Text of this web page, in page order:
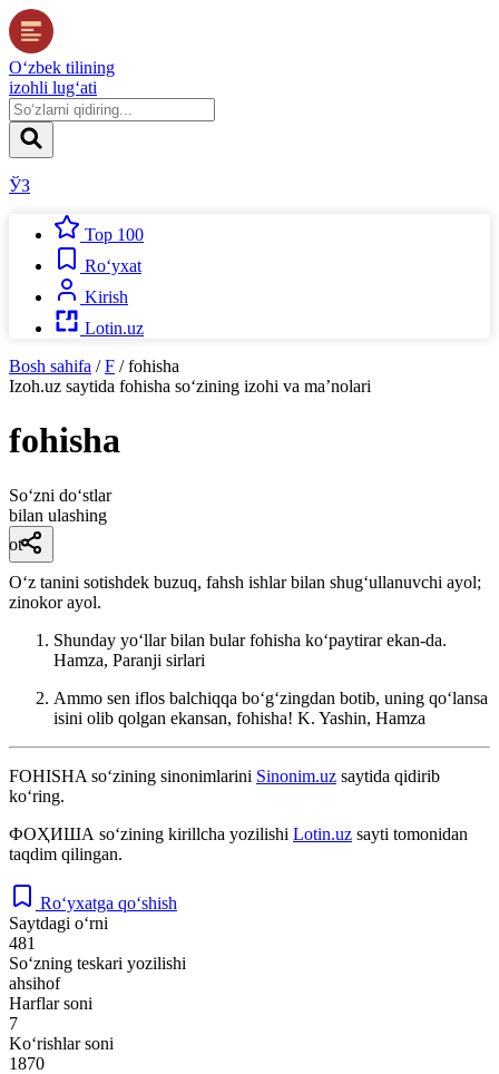
O‘zbek tilining
izohli lug‘ati
ЎЗ
Top 100
Ro‘yxat
Kirish
Lotin.uz
Bosh sahifa / F / fohisha
Izoh.uz saytida fohisha so‘zining izohi va ma’nolari
fohisha
So‘zni do‘stlar
bilan ulashing
ot
Oʻz tanini sotishdek buzuq, fahsh ishlar bilan shugʻullanuvchi ayol;
zinokor ayol.
Shunday yoʻllar bilan bular fohisha koʻpaytirar ekan-da.
Hamza, Paranji sirlari
Ammo sen iflos balchiqqa boʻgʻzingdan botib, uning qoʻlansa
isini olib qolgan ekansan, fohisha! K. Yashin, Hamza
FOHISHA so‘zining sinonimlarini Sinonim.uz saytida qidirib
ko‘ring.
ФОҲИША so‘zining kirillcha yozilishi Lotin.uz sayti tomonidan
taqdim qilingan.
Ro‘yxatga qo‘shish
Saytdagi o‘rni
481
So‘zning teskari yozilishi
ahsihof
Harflar soni
7
Ko‘rishlar soni
1870